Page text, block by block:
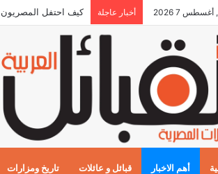
7 2026 أخبار عاجلة كيف احتفل المصريون
أهم الاخبار قبائل و عائلات تاريخ ومزارات